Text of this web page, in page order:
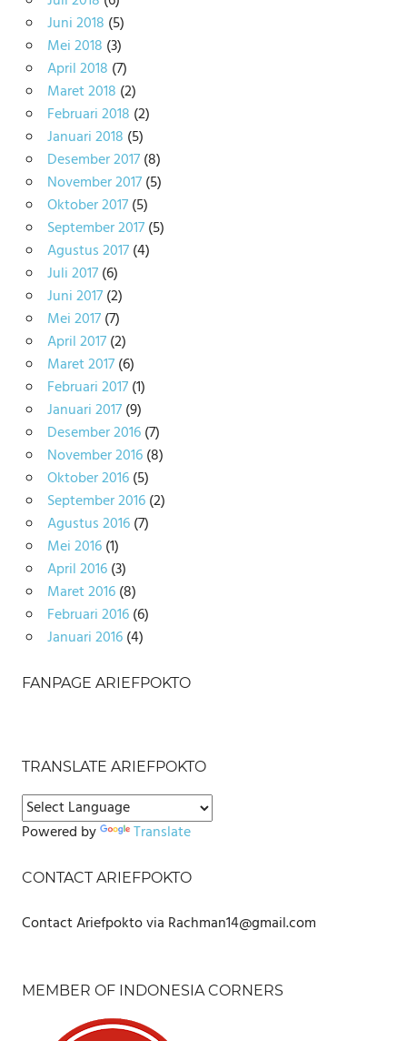
Juni 2018 (5)
Mei 2018 (3)
April 2018 (7)
Maret 2018 (2)
Februari 2018 (2)
Januari 2018 (5)
Desember 2017(8)
November 2017(5)
Oktober 2017(5)
September 2017(5)
Agustus 2017(4)
Juli 2017(6)
Juni 2017(2)
Mei 2017(7)
April 2017(2)
Maret 2017(6)
Februari 2017(1)
Januari 2017(9)
Desember 2016(7)
November 2016(8)
Oktober 2016(5)
September 2016(2)
Agustus 2016(7)
Mei 2016(1)
April 2016(3)
Maret 2016(8)
Februari 2016(6)
Januari 2016(4)
FANPAGE ARIEFPOKTO
TRANSLATE ARIEFPOKTO
Powered by Translate
CONTACT ARIEFPOKTO
Contact Ariefpokto via Rachman14@gmail.com
MEMBER OF INDONESIA CORNERS